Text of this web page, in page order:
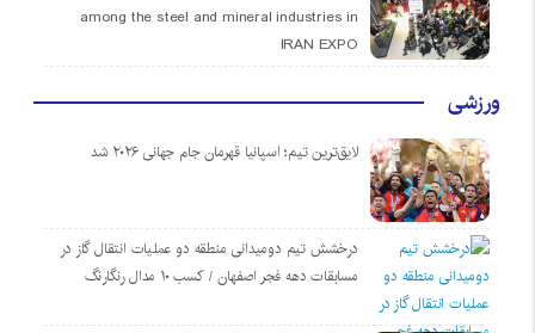
among the steel and mineral industries in
IRAN EXPO
ورزشی
لایق‌ترین تیم؛ اسپانیا قهرمان جام جهانی ۲۰۲۶ شد
درخشش تیم دومیدانی منطقه دو عملیات انتقال گاز در
مسابقات دهه فجر اصفهان / کسب ۱۰ مدال رنگارنگ